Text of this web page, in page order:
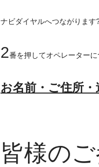
ナビダイヤルへつながります
2番を押してオペレーター
お名前・ご住所・
皆様の